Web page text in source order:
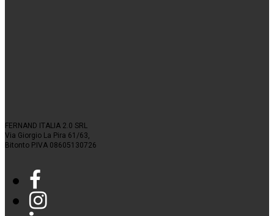
FERNAND ITALIA 2.0 SRL
Via Giorgio La Pira 61/63,
Bitonto P.IVA 08605130726